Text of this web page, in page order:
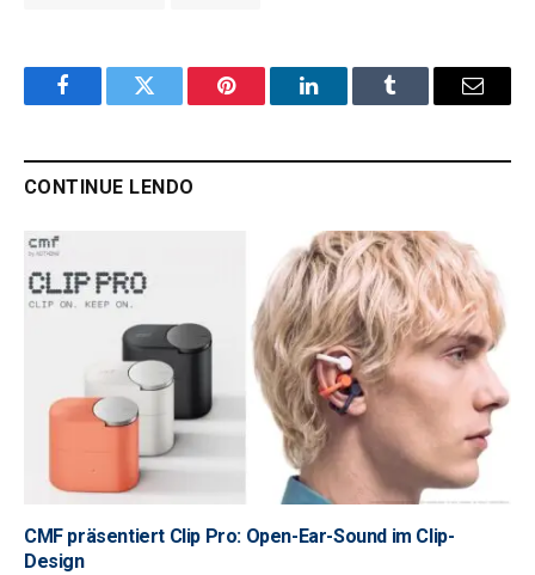
FacebookTwitter Pinterest LinkedInTumblr Email
CONTINUE LENDO
CMF präsentiert Clip Pro: Open-Ear-Sound im Clip-
Design